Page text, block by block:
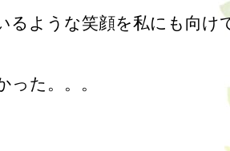
るような笑顔を私にも向け
った。。。